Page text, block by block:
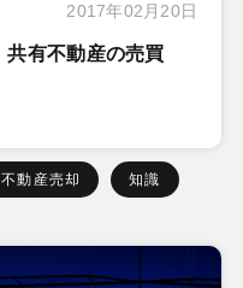
2017年02月20日
共有不動産の売買
不動産売却 知識